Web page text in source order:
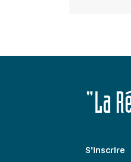
"La
S'inscrire